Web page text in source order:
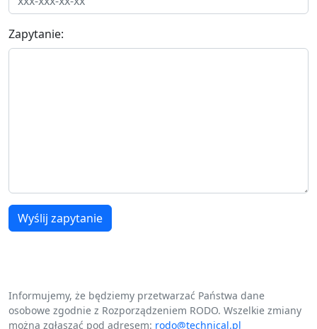
Zapytanie:
Wyślij zapytanie
Informujemy, że będziemy przetwarzać Państwa dane
osobowe zgodnie z Rozporządzeniem RODO. Wszelkie zmiany
można zgłaszać pod adresem: rodo@technical.pl